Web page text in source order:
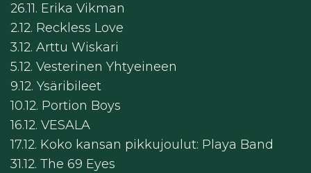
26.11. Erika Vikman
2.12. Reckless Love
3.12. Arttu Wiskari
5.12. Vesterinen Yhtyeineen
9.12. Ysäribileet
10.12. Portion Boys
16.12. VESALA
17.12. Koko kansan pikkujoulut: Playa Band
31.12. The 69 Eyes